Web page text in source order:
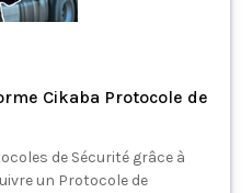
Cikaba Protocole de
de Sécurité grâce à
un Protocole de